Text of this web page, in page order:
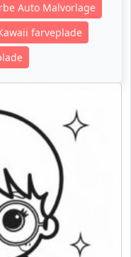
Auto Malvorlage
farveplade